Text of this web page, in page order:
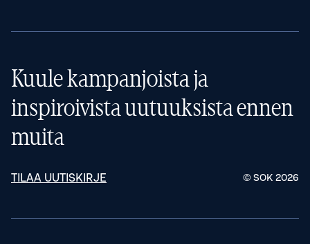
Kuule kampanjoista ja
inspiroivista uutuuksista ennen
muita
TILAA UUTISKIRJE © SOK 2026